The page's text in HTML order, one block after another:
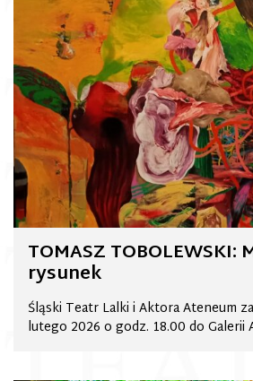
TOMASZ
rysunek
Śląski Teatr Lalki i Aktora Ateneum
lutego 2026 o godz. 18.00 do